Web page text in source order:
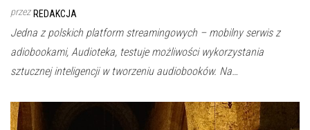
przez REDAKCJA
Jedna z polskich platform streamingowych – mobilny serwis z
adiobookami, Audioteka, testuje możliwości wykorzystania
sztucznej inteligencji w tworzeniu audiobooków. Na…